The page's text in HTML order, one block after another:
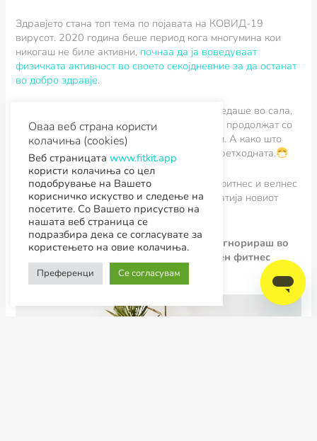
Здравјето стана топ тема по појавата на КОВИД-19
вирусот. 2020 година беше период кога многумина кои
никогаш не биле активни, почнаа да ја воведуваат
физичката активност во своето секојдневние за да останат
во добро здравје.
Голем дел од вежбачите што редовно ги гледаше во сала,
мораа да се потпрат на технологијата за да продолжат со
својата фитнес рутина и да останат активни. А како што
стојат работите, 2021 ќе биде дежаву на претходната.
Пандемијата целосно ја трансформираше фитнес и велнес
индустријата, a вежбачите полека го прифатија новиот
начин на онлајн тренинзи.
Еве топ 5 трендови кои не смееш да ги игнорираш во
2021 година ако сакаш да бидеш успешен фитнес
тренер и привлечеш нови клиенти:
Оваа веб страна користи
колачиња (cookies)
Веб страницата www.fitkit.app
користи колачиња со цел
подобрување на Вашето
корисничко искуство и следење на
посетите. Со Вашето присуство на
нашата веб страница се
подразбира дека се согласувате за
користењето на овие колачиња.
Преференци Се согласувам